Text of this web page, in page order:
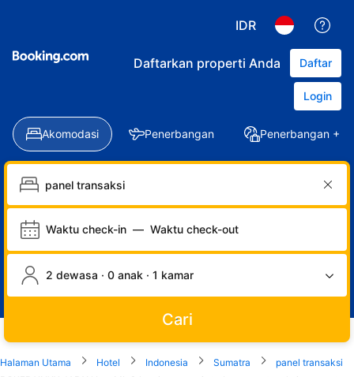
IDR
Daftarkan properti Anda Daftar
Login
Akomodasi Penerbangan Penerbangan +
Waktu check-in — Waktu check-out
2 dewasa · 0 anak · 1 kamar
Cari
Halaman Utama Hotel Indonesia Sumatra
panel transaksi